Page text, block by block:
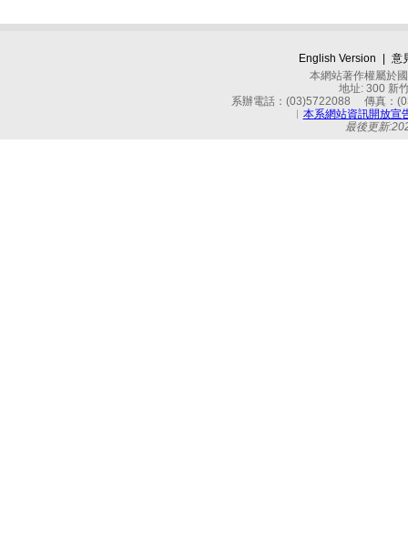
English Version
意
本網站著作權屬於
地址: 300 新
系辦電話：(03)5722088 傳真：
︱ 本系網站資訊開放宣
最後更新